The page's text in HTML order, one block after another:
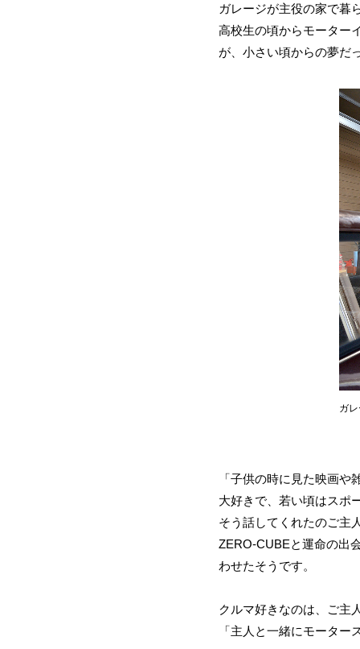
ガレージが主役の家で暮
高校生の頃からモーター
が、小さい頃からの夢だ
ガ
「子供の時に見た映画
大好きで、若い頃はスポ
そう話してくれたのご主
ZERO-CUBEと運命の出
わせたそうです。
クルマ好きなのは、ご主
「主人と一緒にモータ